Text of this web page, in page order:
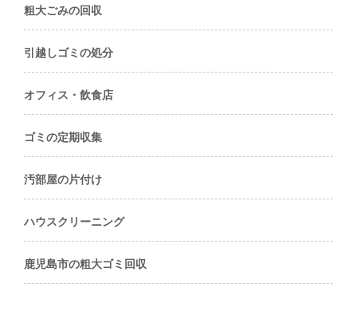
粗大ごみの回収
引越しゴミの処分
オフィス・飲食店
ゴミの定期収集
汚部屋の片付け
ハウスクリーニング
鹿児島市の粗大ゴミ回収